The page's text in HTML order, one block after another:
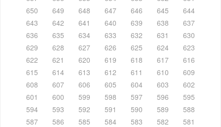
650
649 648 647 646 645
644
643
642 641 640 639 638
637
636
635 634 633 632 631
630
629
628 627 626 625 624
623
622
621 620 619 618 617
616
615
614 613 612 611 610
609
608
607 606 605 604 603
602
601
600 599 598 597 596
595
594
593 592 591 590 589
588
587
586 585 584 583 582
581